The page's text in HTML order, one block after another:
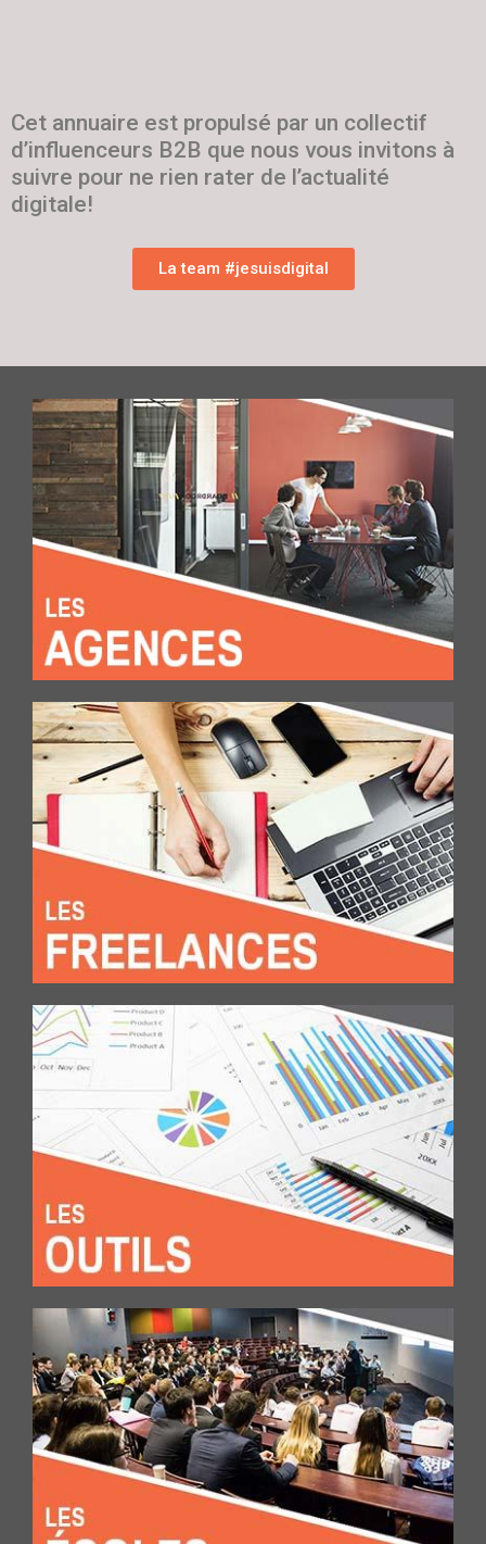
Cet annuaire est propulsé par un collectif
d’influenceurs B2B que nous vous invitons à
suivre pour ne rien rater de l’actualité
digitale!
La team #jesuisdigital